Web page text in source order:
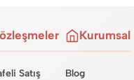
Satış
Kurumsal
Blog